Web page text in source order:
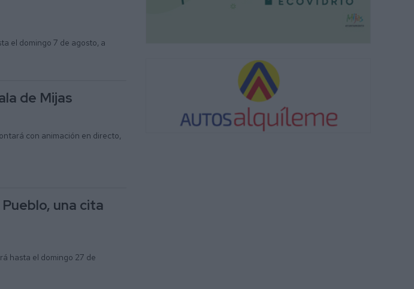
el domingo 7 de agosto, a
de Mijas
con animación en directo,
una cita
hasta el domingo 27 de